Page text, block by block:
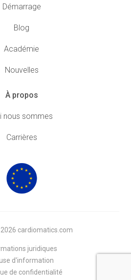
Démarrage
Blog
Académie
Nouvelles
À propos
nous sommes
Carrières
cardiomatics.com
juridiques
d'information
de confidentialité